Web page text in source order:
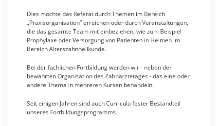
Dies möchte das Referat durch Themen im Bereich
„Praxisorganisation” erreichen oder durch Veranstaltungen,
die das gesamte Team mit einbeziehen, wie zum Beispiel
Prophylaxe oder Versorgung von Patienten in Heimen im
Bereich Alterszahnheilkunde.
Bei der fachlichen Fortbildung werden wir - neben der
bewährten Organisation des Zahnärztetages - das eine oder
andere Thema in mehreren Kursen behandeln.
Seit einigen Jahren sind auch Curricula fester Bestandteil
unseres Fortbildungsprogramms.